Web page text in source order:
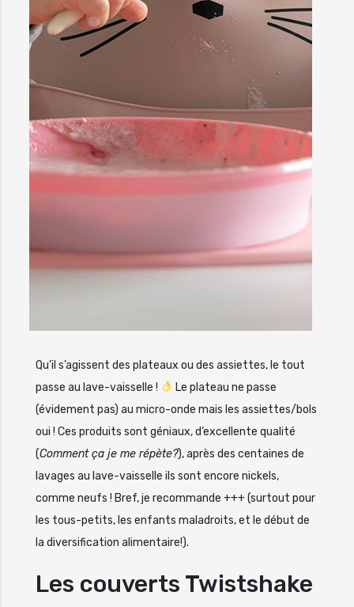
Qu’il s’agissent des plateaux ou des assiettes, le tout
passe au lave-vaisselle !
Le plateau ne passe
(évidement pas) au micro-onde mais les assiettes/bols
oui ! Ces produits sont géniaux, d’excellente qualité
(Comment ça je me répète?), après des centaines de
lavages au lave-vaisselle ils sont encore nickels,
comme neufs ! Bref, je recommande +++ (surtout pour
les tous-petits, les enfants maladroits, et le début de
la diversification alimentaire!).
Les couverts Twistshake